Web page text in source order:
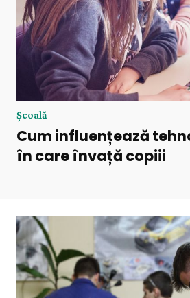
Şcoală
Cum influențează
în care învață copiii